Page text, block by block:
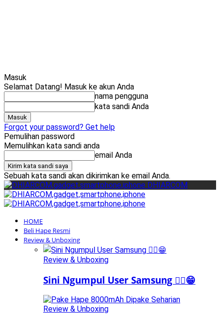
Masuk
Selamat Datang! Masuk ke akun Anda
nama pengguna
kata sandi Anda
Forgot your password? Get help
Pemulihan password
Memulihkan kata sandi anda
email Anda
Sebuah kata sandi akan dikirimkan ke email Anda.
DHIARCOM
HOME
Beli Hape Resmi
Review & Unboxing
Review & Unboxing
Sini Ngumpul User Samsung ☝🏻😁
Review & Unboxing